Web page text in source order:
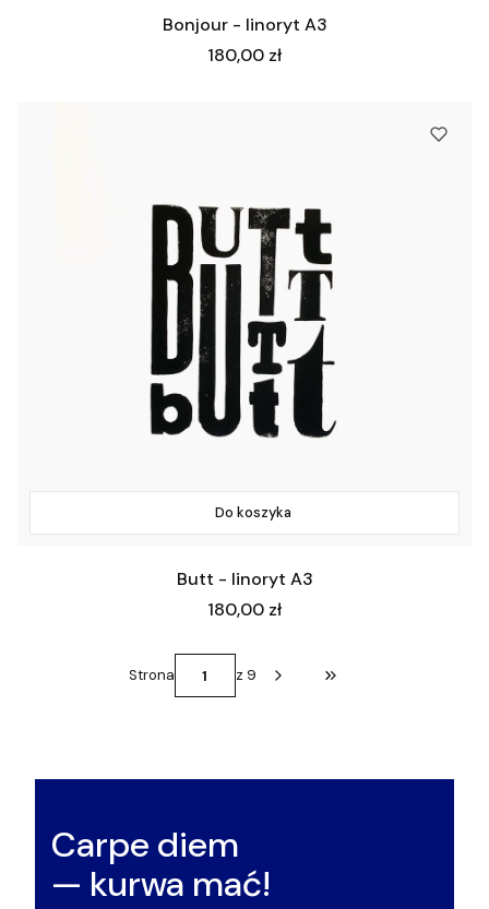
Bonjour - linoryt A3
Cena
180,00 zł
Do koszyka
Butt - linoryt A3
Cena
180,00 zł
Strona z 9 Przejdź do ostatniej
Carpe diem
— kurwa mać!